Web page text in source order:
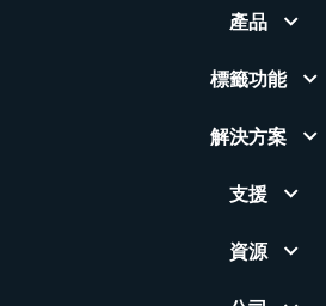
產品
標籤功能
解決方案
支援
資源